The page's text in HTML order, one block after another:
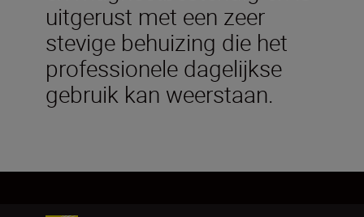
uitgerust met een zeer
stevige behuizing die het
professionele dagelijkse
gebruik kan weerstaan.